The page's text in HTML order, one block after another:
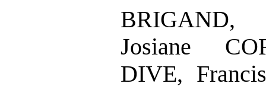
Josiane
DIVE,